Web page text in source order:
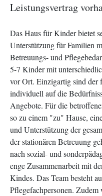
Leistungsvertrag
Das Haus für Kinder bietet
Unterstützung für Familien
Betreuungs- und
5-7 Kinder mit
vor Ort. Einzigartig sind der
individuell auf die
Angebote. Für die
so zu einem "zu" Hause,
und Unterstützung der
der stationären Betreuung
nach sozial- und
enge Zusammenarbeit mit
Kindes. Das Team besteht
Pflegefachpersonen.